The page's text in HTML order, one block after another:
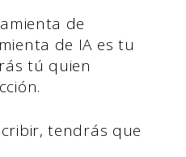
de
de IA es tu
tú quien
tendrás que